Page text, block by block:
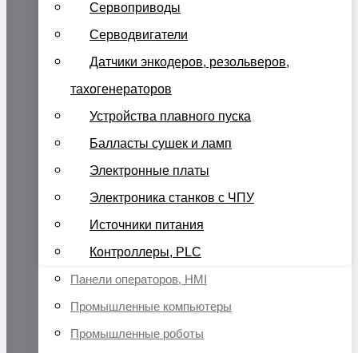
Сервоприводы
Серводвигатели
Датчики энкодеров, резольверов,
тахогенераторов
Устройства плавного пуска
Балласты сушек и ламп
Электронные платы
Электроника станков с ЧПУ
Источники питания
Контроллеры, PLC
Панели операторов, HMI
Промышленные компьютеры
Промышленные роботы